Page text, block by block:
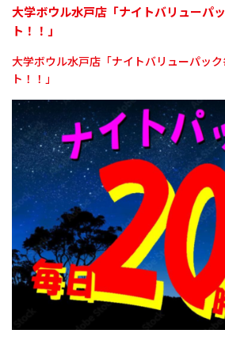
大学ボウル水戸店「ナイトバリューパ
ト！！」
大学ボウル水戸店「ナイトバリューパッ
ト！！」